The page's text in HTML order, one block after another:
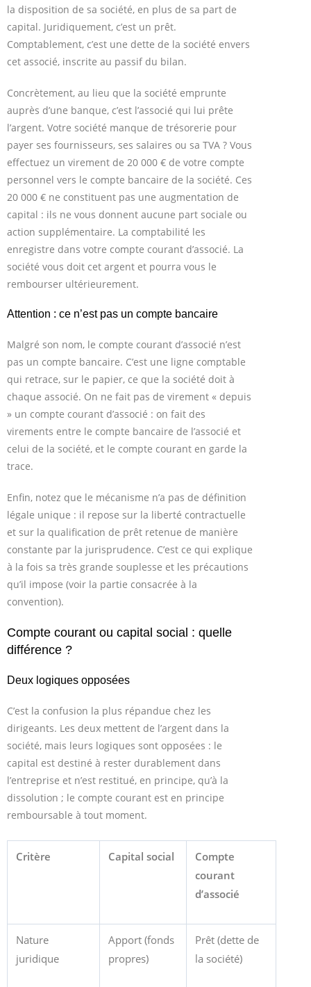
la disposition de sa société, en plus de sa part de
capital. Juridiquement, c’est un prêt.
Comptablement, c’est une dette de la société envers
cet associé, inscrite au passif du bilan.
Concrètement, au lieu que la société emprunte
auprès d’une banque, c’est l’associé qui lui prête
l’argent. Votre société manque de trésorerie pour
payer ses fournisseurs, ses salaires ou sa TVA ? Vous
effectuez un virement de 20 000 € de votre compte
personnel vers le compte bancaire de la société. Ces
20 000 € ne constituent pas une augmentation de
capital : ils ne vous donnent aucune part sociale ou
action supplémentaire. La comptabilité les
enregistre dans votre compte courant d’associé. La
société vous doit cet argent et pourra vous le
rembourser ultérieurement.
Attention : ce n’est pas un compte bancaire
Malgré son nom, le compte courant d’associé n’est
pas un compte bancaire. C’est une ligne comptable
qui retrace, sur le papier, ce que la société doit à
chaque associé. On ne fait pas de virement « depuis
» un compte courant d’associé : on fait des
virements entre le compte bancaire de l’associé et
celui de la société, et le compte courant en garde la
trace.
Enfin, notez que le mécanisme n’a pas de définition
légale unique : il repose sur la liberté contractuelle
et sur la qualification de prêt retenue de manière
constante par la jurisprudence. C’est ce qui explique
à la fois sa très grande souplesse et les précautions
qu’il impose (voir la partie consacrée à la
convention).
Compte courant ou capital social : quelle
différence ?
Deux logiques opposées
C’est la confusion la plus répandue chez les
dirigeants. Les deux mettent de l’argent dans la
société, mais leurs logiques sont opposées : le
capital est destiné à rester durablement dans
l’entreprise et n’est restitué, en principe, qu’à la
dissolution ; le compte courant est en principe
remboursable à tout moment.
Critère Capital social
Compte
courant
d’associé
Nature
juridique
Apport (fonds
propres)
Prêt (dette de
la société)